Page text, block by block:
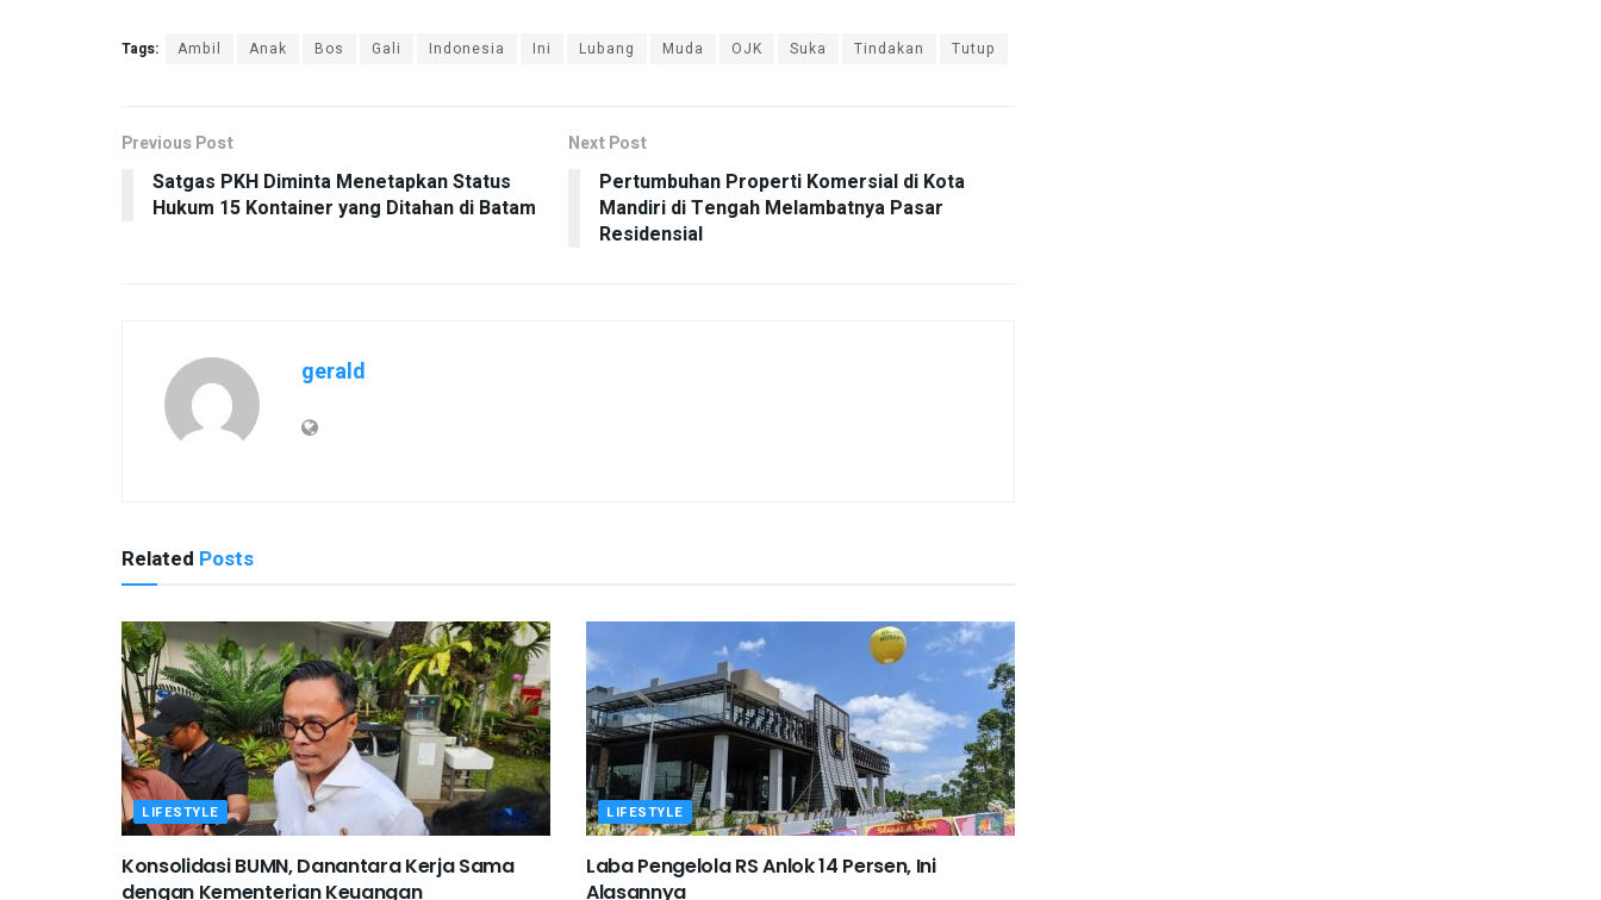
Tags: Ambil Anak Bos Gali Indonesia Ini Lubang Muda OJK Suka Tindakan Tutup
Previous Post
Satgas PKH Diminta Menetapkan Status
Hukum 15 Kontainer yang Ditahan di Batam
Next Post
Pertumbuhan Properti Komersial di Kota
Mandiri di Tengah Melambatnya Pasar
Residensial
gerald
Related Posts
LIFESTYLE
Konsolidasi BUMN, Danantara Kerja Sama
dengan Kementerian Keuangan
LIFESTYLE
Laba Pengelola RS Anlok 14 Persen, Ini
Alasannya